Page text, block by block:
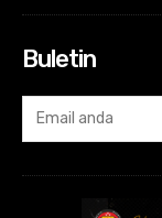
Buletin